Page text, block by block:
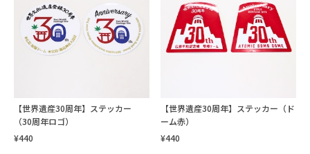
【世界遺産30周年】ステッカー
（30周年ロゴ）
¥440
【世界遺産30周年】ステッカー（ド
ーム赤）
¥440